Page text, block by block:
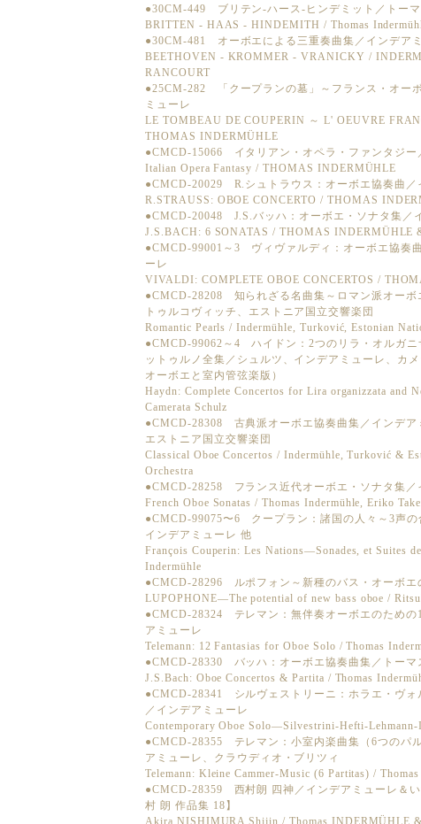
●30CM-449 ブリテン‐ハース‐ヒンデミット／トー
BRITTEN - HAAS - HINDEMITH / Thomas
●30CM-481 オーボエによる三重奏曲集／インデア
BEETHOVEN - KROMMER - VRANICKY /
RANCOURT
●25CM-282 「クープランの墓」～フランス・オー
ミューレ
LE TOMBEAU DE COUPERIN ～ L' OEUVRE
THOMAS INDERMÜHLE
●CMCD-15066 イタリアン・オペラ・ファンタジー
Italian Opera Fantasy / THOMAS INDERMÜHLE
●CMCD-20029 R.シュトラウス：オーボエ協奏曲／
R.STRAUSS: OBOE CONCERTO / THOMAS
●CMCD-20048 J.S.バッハ：オーボエ・ソナタ集／
J.S.BACH: 6 SONATAS / THOMAS INDERMÜHLE
●CMCD-99001～3 ヴィヴァルディ：オーボエ協奏
ーレ
VIVALDI: COMPLETE OBOE CONCERTOS /
●CMCD-28208 知られざる名曲集～ロマン派オーボ
トゥルコヴィッチ、エストニア国立交響楽団
Romantic Pearls / Indermühle, Turković, Estonian
●CMCD-99062～4 ハイドン：2つのリラ・オルガニ
ットゥルノ全集／シュルツ、インデアミューレ、カ
オーボエと室内管弦楽版）
Haydn: Complete Concertos for Lira organizzata and
Camerata Schulz
●CMCD-28308 古典派オーボエ協奏曲集／インデア
エストニア国立交響楽団
Classical Oboe Concertos / Indermühle, Turković &
Orchestra
●CMCD-28258 フランス近代オーボエ・ソナタ集／
French Oboe Sonatas / Thomas Indermühle, Eriko
●CMCD-99075〜6 クープラン：諸国の人々～3声の
インデアミューレ 他
François Couperin: Les Nations—Sonades, et Suites
Indermühle
●CMCD-28296 ルポフォン～新種のバス・オーボエ
LUPOPHONE—The potential of new bass oboe /
●CMCD-28324 テレマン：無伴奏オーボエのための
アミューレ
Telemann: 12 Fantasias for Oboe Solo / Thomas
●CMCD-28330 バッハ：オーボエ協奏曲集／トーマ
J.S.Bach: Oboe Concertos & Partita / Thomas
●CMCD-28341 シルヴェストリーニ：ホラエ・ヴォ
／インデアミューレ
Contemporary Oboe Solo—Silvestrini-Hefti-Lehmann-
●CMCD-28355 テレマン：小室内楽曲集（6つのパ
アミューレ、クラウディオ・ブリツィ
Telemann: Kleine Cammer-Music (6 Partitas) /
●CMCD-28359 西村朗 四神／インデアミューレ＆
村 朗 作品集 18】
Akira NISHIMURA Shijin / Thomas INDERMÜHLE